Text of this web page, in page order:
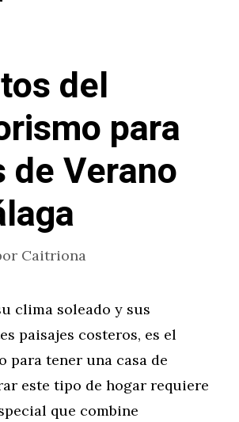
del
para
de Verano
Caitriona
clima soleado y sus
paisajes costeros, es el
para tener una casa de
este tipo de hogar requiere
que combine